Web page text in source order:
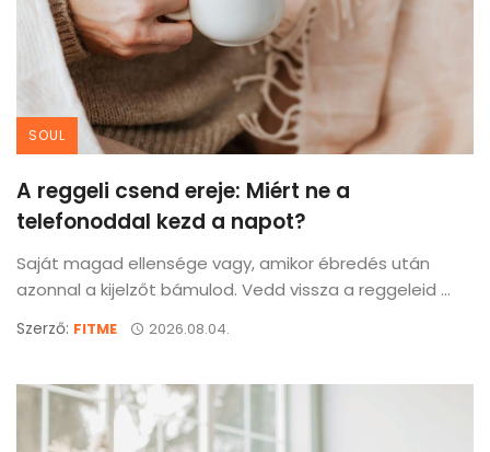
SOUL
A reggeli csend ereje: Miért ne a
telefonoddal kezd a napot?
Saját magad ellensége vagy, amikor ébredés után
azonnal a kijelzőt bámulod. Vedd vissza a reggeleid ...
Szerző: FITME 2026.08.04.